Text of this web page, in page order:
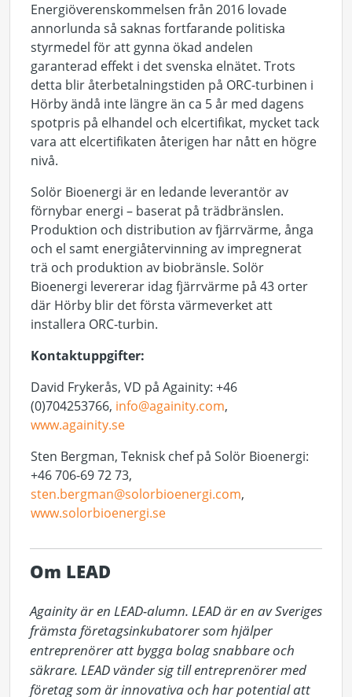
Energiöverenskommelsen från 2016 lovade
annorlunda så saknas fortfarande politiska
styrmedel för att gynna ökad andelen
garanterad effekt i det svenska elnätet. Trots
detta blir återbetalningstiden på ORC-turbinen i
Hörby ändå inte längre än ca 5 år med dagens
spotpris på elhandel och elcertifikat, mycket tack
vara att elcertifikaten återigen har nått en högre
nivå.
Solör Bioenergi är en ledande leverantör av
förnybar energi – baserat på trädbränslen.
Produktion och distribution av fjärrvärme, ånga
och el samt energiåtervinning av impregnerat
trä och produktion av biobränsle. Solör
Bioenergi levererar idag fjärrvärme på 43 orter
där Hörby blir det första värmeverket att
installera ORC-turbin.
Kontaktuppgifter:
David Frykerås, VD på Againity: +46
(0)704253766, info@againity.com,
www.againity.se
Sten Bergman, Teknisk chef på Solör Bioenergi:
+46 706-69 72 73,
sten.bergman@solorbioenergi.com,
www.solorbioenergi.se
Om LEAD
Againity är en LEAD-alumn. LEAD är en av Sveriges
främsta företagsinkubatorer som hjälper
entreprenörer att bygga bolag snabbare och
säkrare. LEAD vänder sig till entreprenörer med
företag som är innovativa och har potential att